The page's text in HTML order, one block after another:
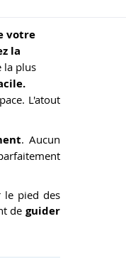
votre
la
la plus
L'atout
. Aucun
le pied des
de guider